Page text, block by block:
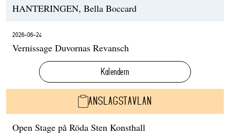
HANTERINGEN, Bella Boccard
2026-06-24
Vernissage Duvornas Revansch
Kalendern
ANSLAGSTAVLAN
Open Stage på Röda Sten Konsthall